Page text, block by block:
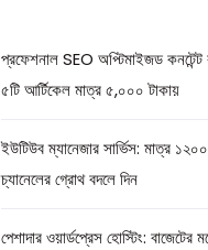
প্রফেশনাল SEO অপ্টিমাইজড কনটেন্ট
৫টি আর্টিকেল মাত্র ৫,০০০ টাকায়
ইউটিউব ম্যানেজার সার্ভিস: মাত্র
চ্যানেলের গ্রোথ বদলে দিন
পেশাদার ওয়ার্ডপ্রেস হোস্টিং: বাজেটের